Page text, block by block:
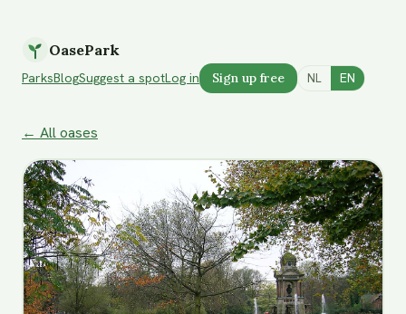
OasePark
ParksBlogSuggest a spotLog in Sign up free NL EN
← All oases